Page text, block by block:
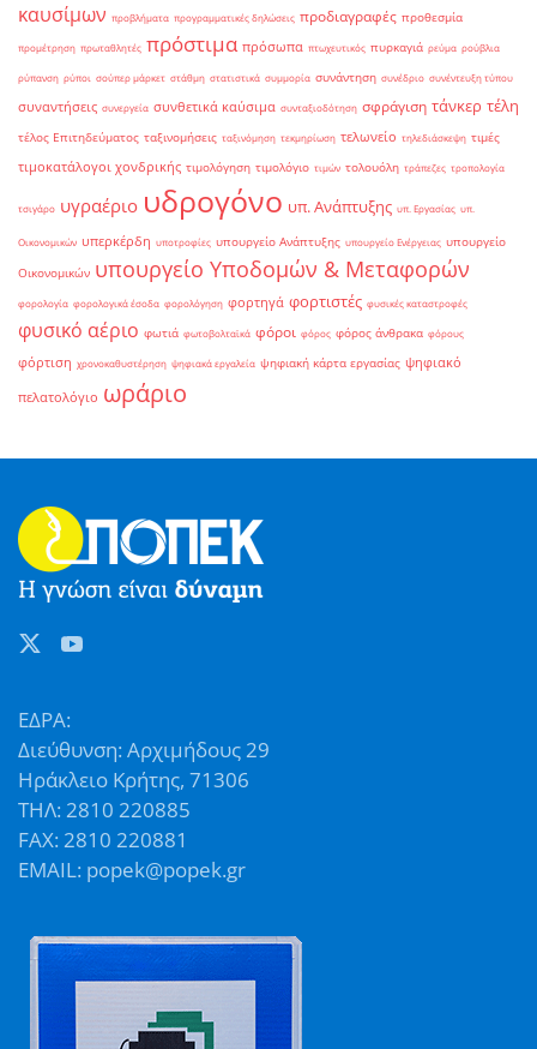
καυσίμων προβλήματα προγραμματικές δηλώσεις προδιαγραφές προθεσμία
προμέτρηση πρωταθλητές πρόστιμα πρόσωπα πτωχευτικός πυρκαγιά ρεύμα ρούβλια
ρύπανση ρύποι σούπερ μάρκετ στάθμη στατιστικά συμμορία συνάντηση συνέδριο συνέντευξη τύπου
συναντήσεις συνεργεία συνθετικά καύσιμα συνταξιοδότηση σφράγιση τάνκερ τέλη
τέλος Επιτηδεύματος ταξινομήσεις ταξινόμηση τεκμηρίωση τελωνείο τηλεδιάσκεψη τιμές
τιμοκατάλογοι χονδρικής τιμολόγηση τιμολόγιο τιμών τολουόλη τράπεζες τροπολογία
τσιγάρο υγραέριο υδρογόνο υπ. Ανάπτυξης υπ. Εργασίας υπ.
Οικονομικών υπερκέρδη υποτροφίες υπουργείο Ανάπτυξης υπουργείο Ενέργειας υπουργείο
Οικονομικών υπουργείο Υποδομών & Μεταφορών
φορολογία φορολογικά έσοδα φορολόγηση φορτηγά φορτιστές φυσικές καταστροφές
φυσικό αέριο φωτιά φωτοβολταϊκά φόροι φόρος φόρος άνθρακα φόρους
φόρτιση χρονοκαθυστέρηση ψηφιακά εργαλεία ψηφιακή κάρτα εργασίας ψηφιακό
πελατολόγιο ωράριο
ΕΔΡΑ:
Διεύθυνση: Αρχιμήδους 29
Ηράκλειο Κρήτης, 71306
ΤΗΛ: 2810 220885
FAX: 2810 220881
EMAIL: popek@popek.gr